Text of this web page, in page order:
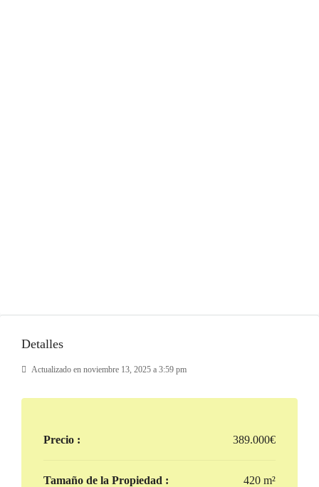
Detalles
Actualizado en noviembre 13, 2025 a 3:59 pm
Precio : 389.000€
Tamaño de la Propiedad : 420 m²